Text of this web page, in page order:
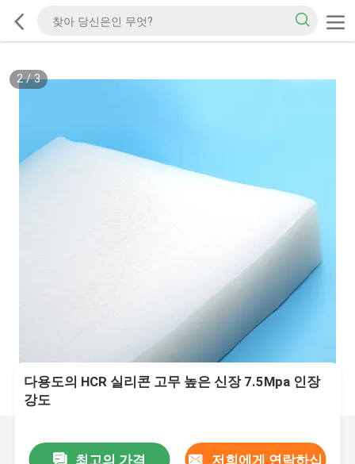
2/3
다용도의 HCR 실리콘 고무 높은 신장 7.5Mpa 인장
강도
최고의 가격 저희에게 연락하십